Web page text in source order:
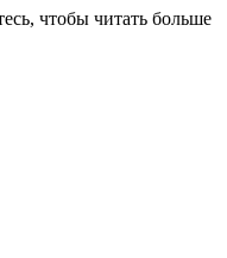
чтобы читать больше